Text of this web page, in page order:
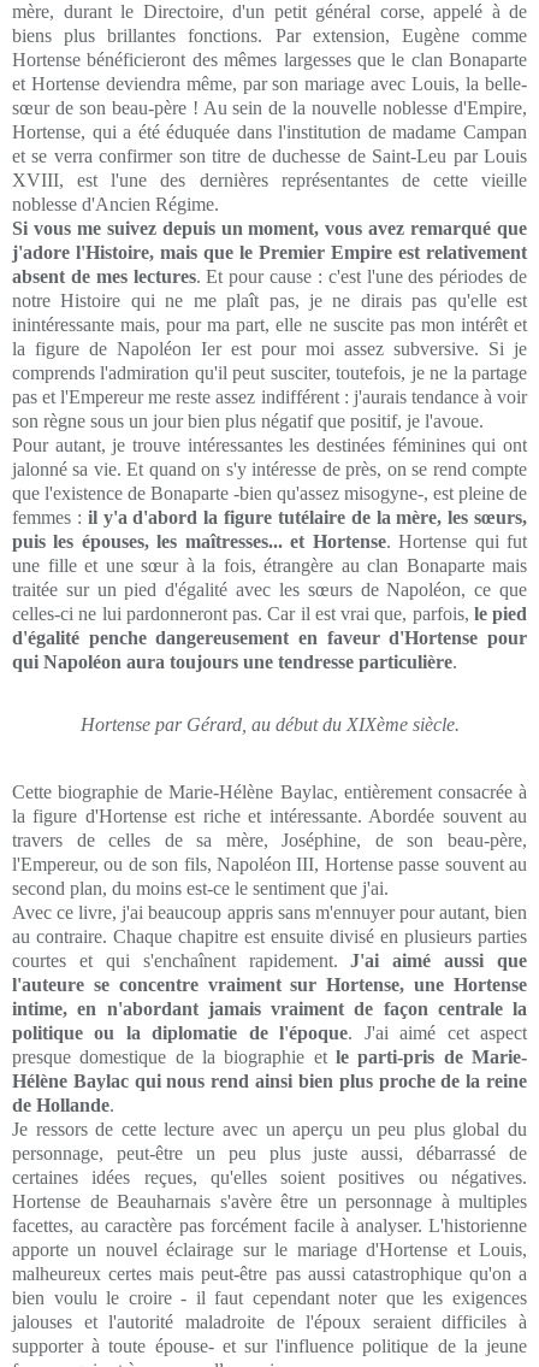
mère, durant le Directoire, d'un petit général corse, appelé à de
biens plus brillantes fonctions. Par extension, Eugène comme
Hortense bénéficieront des mêmes largesses que le clan Bonaparte
et Hortense deviendra même, par son mariage avec Louis, la belle-
sœurde son beau-père ! Au sein de la nouvelle noblesse d'Empire,
Hortense, qui a été éduquée dans l'institution de madame Campan
et se verra confirmer son titre de duchesse de Saint-Leu par Louis
XVIII, est l'une des dernières représentantes de cette vieille
noblesse d'Ancien Régime.
Si vous me suivez depuis un moment, vous avez remarqué que
j'adore l'Histoire, mais que le Premier Empire est relativement
absent de mes lectures. Et pour cause : c'est l'une des périodes de
notre Histoire qui ne me plaît pas, je ne dirais pas qu'elle est
inintéressante mais, pour ma part, elle ne suscite pas mon intérêt et
la figure de Napoléon Ier est pour moi assez subversive. Si je
comprends l'admiration qu'il peut susciter, toutefois, je ne la partage
pas et l'Empereur me reste assez indifférent : j'aurais tendance à voir
son règne sous un jour bien plus négatif que positif, je l'avoue.
Pour autant, je trouve intéressantes les destinées féminines qui ont
jalonné sa vie. Et quand on s'y intéresse de près, on se rend compte
que l'existence de Bonaparte -bien qu'assez misogyne-, est pleine de
femmes : il y'a d'abord la figure tutélaire de la mère, lessœurs,
puis les épouses, les maîtresses... et Hortense. Hortense qui fut
une fille et une sœurà la fois, étrangère au clan Bonaparte mais
traitée sur un pied d'égalité avec les sœursde Napoléon, ce que
celles-ci ne lui pardonneront pas. Car il est vrai que, parfois, le pied
d'égalité penche dangereusement en faveur d'Hortense pour
qui Napoléon aura toujours une tendresse particulière.
Hortense par Gérard, au début du XIXème siècle.
Cette biographie de Marie-Hélène Baylac, entièrement consacrée à
la figure d'Hortense est riche et intéressante. Abordée souvent au
travers de celles de sa mère, Joséphine, de son beau-père,
l'Empereur, ou de son fils, Napoléon III, Hortense passe souvent au
second plan, du moins est-ce le sentiment que j'ai.
Avec ce livre, j'ai beaucoup appris sans m'ennuyer pour autant, bien
au contraire. Chaque chapitre est ensuite divisé en plusieurs parties
courtes et qui s'enchaînent rapidement.J'ai aimé aussi que
l'auteure se concentre vraiment sur Hortense, une Hortense
intime, en n'abordant jamais vraiment de façon centrale la
politique ou la diplomatie de l'époque. J'ai aimé cet aspect
presque domestique de la biographie et le parti-pris de Marie-
Hélène Baylac qui nous rend ainsi bien plus proche de la reine
de Hollande.
Je ressors de cette lecture avec un aperçu un peu plus global du
personnage, peut-être un peu plus juste aussi, débarrassé de
certaines idées reçues, qu'elles soient positives ou négatives.
Hortense de Beauharnais s'avère être un personnage à multiples
facettes, au caractère pas forcément facile à analyser. L'historienne
apporte un nouvel éclairage sur le mariage d'Hortense et Louis,
malheureux certes mais peut-être pas aussi catastrophique qu'on a
bien voulu le croire - il faut cependant noter que les exigences
jalouses et l'autorité maladroite de l'époux seraient difficiles à
supporter à toute épouse- et sur l'influence politique de la jeune